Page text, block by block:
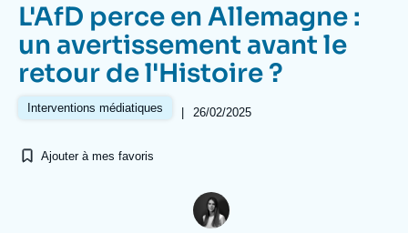
Navigation
principale
L'Ifri
À propos de l'Ifri
Proche-Orient
L'AfD perce en Allemagne :
un avertissement avant le
retour de l'Histoire ?
Interventions médiatiques | 26/02/2025
Ajouter à mes favoris